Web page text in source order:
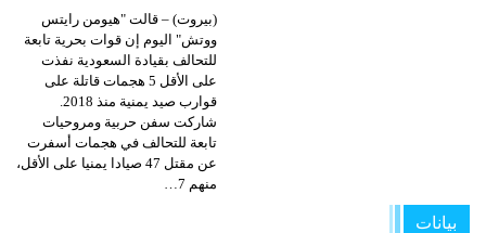
(بيروت) – قالت "هيومن رايتس
ووتش" اليوم إن قوات بحرية تابعة
للتحالف بقيادة السعودية نفذت
على الأقل 5 هجمات قاتلة على
شاركت سفن حربية ومروحيات
تابعة للتحالف في هجمات أسفرت
عن مقتل 47 صيادا يمنيا على الأقل،
منهم 7…
بيانات